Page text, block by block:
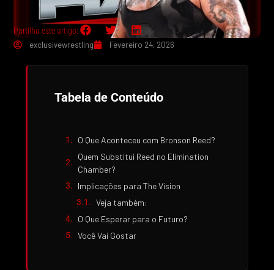
Partilha este artigo:
exclusivewrestling
Fevereiro 24, 2026
Tabela de Conteúdo
O Que Aconteceu com Bronson Reed?
Quem Substitui Reed no Elimination
Chamber?
Implicações para The Vision
Veja também:
O Que Esperar para o Futuro?
Você Vai Gostar